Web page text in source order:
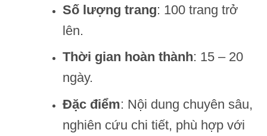
Số lượng trang: 100 trang trở
lên.
Thời gian hoàn thành: 15 – 20
ngày.
Đặc điểm: Nội dung chuyên sâu,
nghiên cứu chi tiết, phù hợp với